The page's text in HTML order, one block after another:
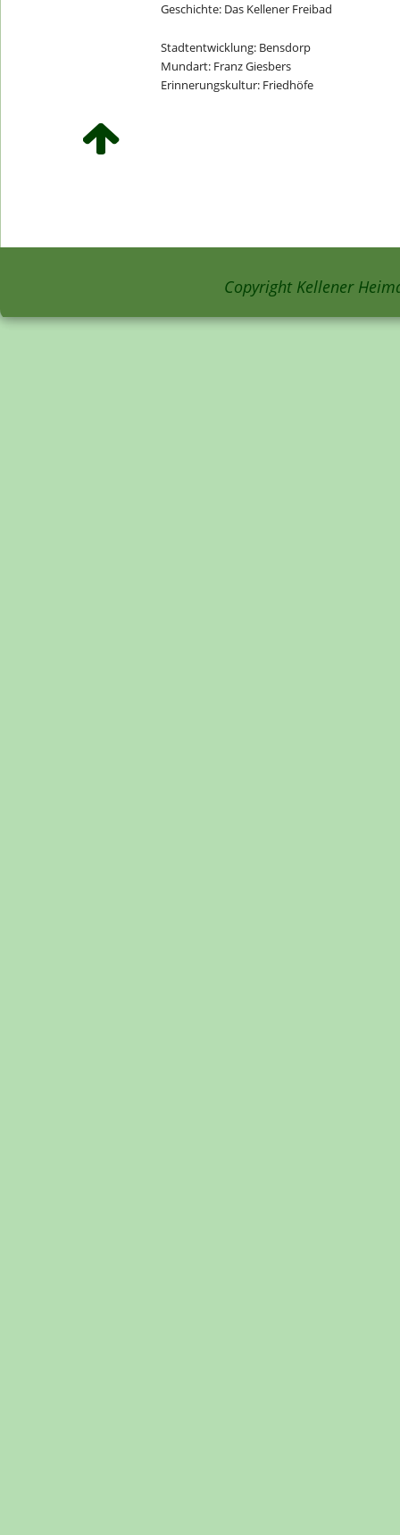
Copyright Kellener
Geschichte: Das Kellener Freibad
Stadtentwicklung: Bensdorp
Mundart: Franz Giesbers
Erinnerungskultur: Friedhöfe